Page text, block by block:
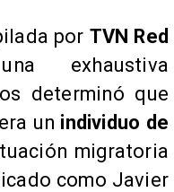
por TVN Red
exhaustiva
determinó que
un individuo de
migratoria
como Javier